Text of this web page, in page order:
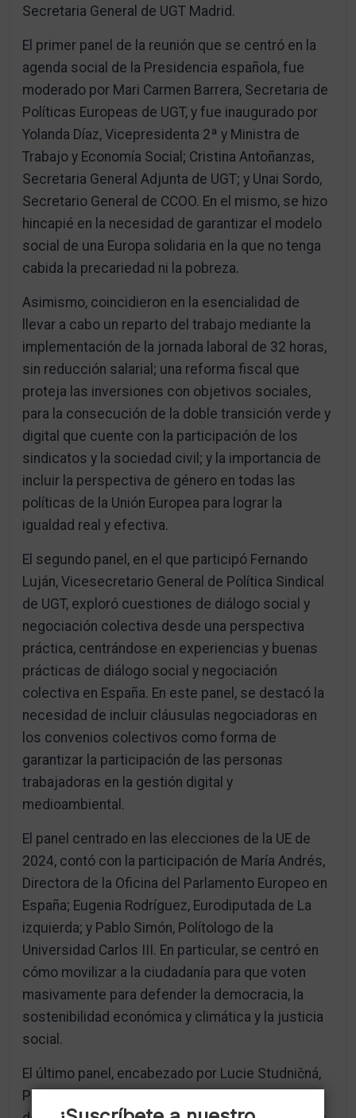
Secretaria General de UGT Madrid.
El primer panel de la reunión que se centró en la
agenda social de la Presidencia española, fue
moderado por Mari Carmen Barrera, Secretaria de
Políticas Europeas de UGT, y fue inaugurado por
Yolanda Díaz, Vicepresidenta 2ª y Ministra de
Trabajo y Economía Social; Cristina Antoñanzas,
Secretaria General Adjunta de UGT; y Unai Sordo,
Secretario General de CCOO. En el mismo, se hizo
hincapié en la necesidad de garantizar el modelo
social de una Europa solidaria en la que no tenga
cabida la precariedad ni la pobreza.
Asimismo, coincidieron en la esencialidad de
llevar a cabo un reparto del trabajo mediante la
implementación de la jornada laboral de 32 horas,
sin reducción salarial; una reforma fiscal que
proteja las inversiones con objetivos sociales,
para la consecución de la doble transición verde y
digital que cuente con la participación de los
sindicatos y la sociedad civil; y la importancia de
incluir la perspectiva de género en todas las
políticas de la Unión Europea para lograr la
igualdad real y efectiva.
El segundo panel, en el que participó Fernando
Luján, Vicesecretario General de Política Sindical
de UGT, exploró cuestiones de diálogo social y
negociación colectiva desde una perspectiva
práctica, centrándose en experiencias y buenas
prácticas de diálogo social y negociación
colectiva en España. En este panel, se destacó la
necesidad de incluir cláusulas negociadoras en
los convenios colectivos como forma de
garantizar la participación de las personas
trabajadoras en la gestión digital y
medioambiental.
El panel centrado en las elecciones de la UE de
2024, contó con la participación de María Andrés,
Directora de la Oficina del Parlamento Europeo en
España; Eugenia Rodríguez, Eurodiputada de La
izquierda; y Pablo Simón, Polítologo de la
Universidad Carlos III. En particular, se centró en
cómo movilizar a la ciudadanía para que voten
masivamente para defender la democracia, la
sostenibilidad económica y climática y la justicia
social.
El último panel, encabezado por Lucie Studničná,
Presidenta del Grupo de los Trabajadores, se